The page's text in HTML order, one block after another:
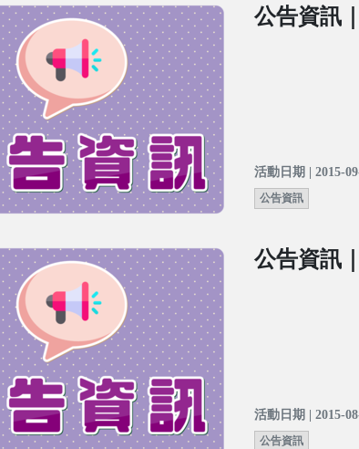
公告資訊
活動日期 | 2015-
公告資訊
公告資訊
活動日期 | 2015-
公告資訊